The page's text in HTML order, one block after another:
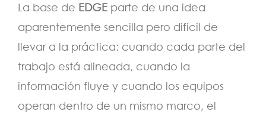
La base de EDGE parte de una idea
aparentemente sencilla pero difícil de
llevar a la práctica: cuando cada parte del
trabajo está alineada, cuando la
información fluye y cuando los equipos
operan dentro de un mismo marco, el